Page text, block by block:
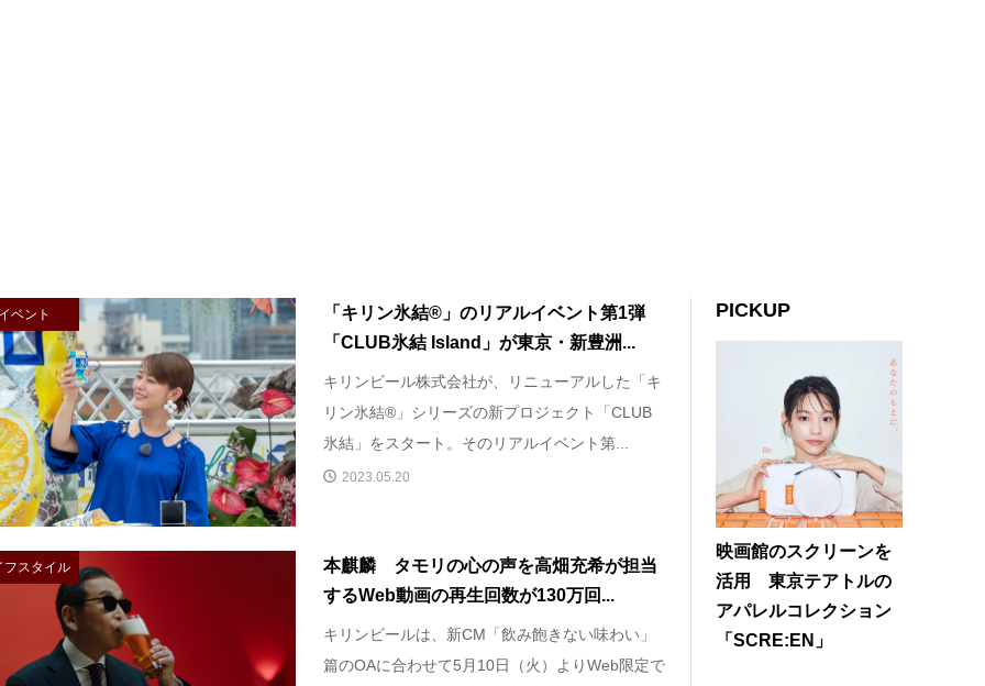
ベント
「キリン氷結®」のリアルイベント第1弾
「CLUB氷結 Island」が東京・新豊洲...
キリンビール株式会社が、リニューアルした「キ
リン氷結®」シリーズの新プロジェクト「CLUB
氷結」をスタート。そのリアルイベント第...
2023.05.20
フスタイル
本麒麟 タモリの心の声を高畑充希が担当
するWeb動画の再生回数が130万回...
キリンビールは、新CM「飲み飽きない味わい」
篇のOAに合わせて5月10日（火）よりWeb限定で
PICKUP
映画館のスクリーンを
活用 東京テアトルの
アパレルコレクション
「SCRE:EN」